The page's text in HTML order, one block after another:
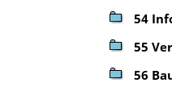
54
55
56